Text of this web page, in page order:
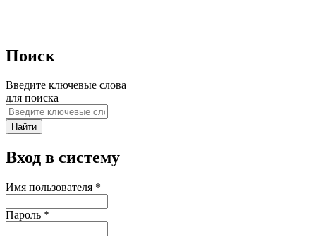
Поиск
Введите ключевые слова
для поиска
Вход в систему
Имя пользователя *
Пароль *